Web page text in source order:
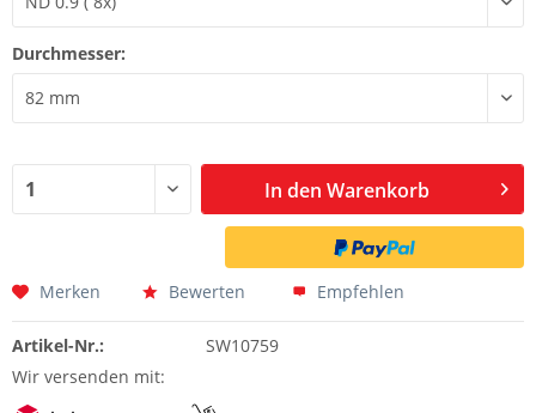
Durchmesser:
In den Warenkorb
Merken Bewerten Empfehlen
Artikel-Nr.:
SW10759
Wir versenden mit: